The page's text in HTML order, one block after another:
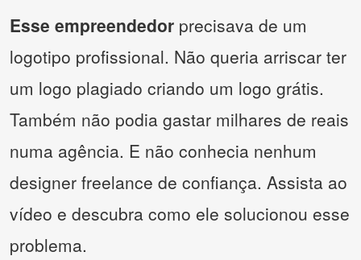
Esse empreendedor precisava de um
logotipo profissional. Não queria arriscar ter
um logo plagiado criando um logo grátis.
Também não podia gastar milhares de reais
numa agência. E não conhecia nenhum
designer freelance de confiança. Assista ao
vídeo e descubra como ele solucionou esse
problema.